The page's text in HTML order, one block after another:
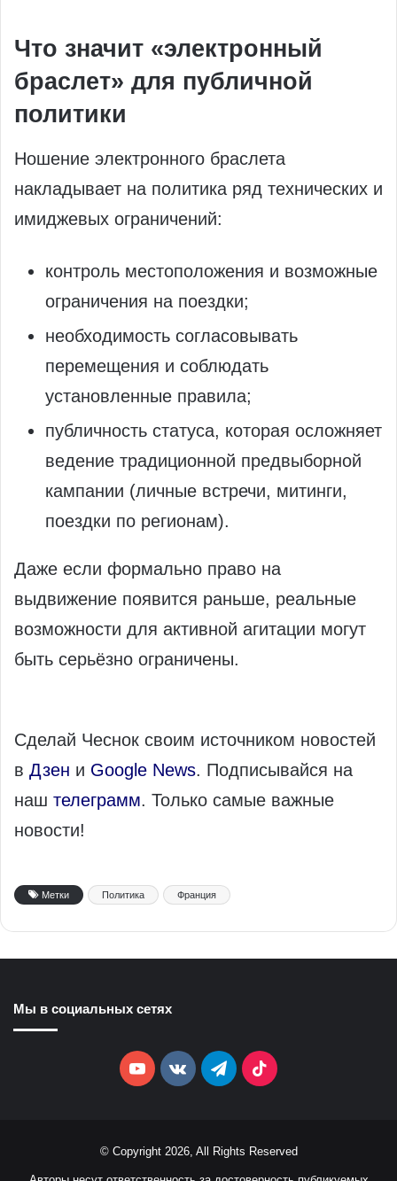
Что значит «электронный
браслет» для публичной
политики
Ношение электронного браслета
накладывает на политика ряд технических и
имиджевых ограничений:
контроль местоположения и возможные
ограничения на поездки;
необходимость согласовывать
перемещения и соблюдать
установленные правила;
публичность статуса, которая осложняет
ведение традиционной предвыборной
кампании (личные встречи, митинги,
поездки по регионам).
Даже если формально право на
выдвижение появится раньше, реальные
возможности для активной агитации могут
быть серьёзно ограничены.
Сделай Чеснок своим источником новостей
в Дзен и Google News. Подписывайся на
наш телеграмм. Только самые важные
новости!
Метки Политика Франция
Мы в социальных сетях
YouTubevk.comTelegramTikTok
© Copyright 2026, All Rights Reserved